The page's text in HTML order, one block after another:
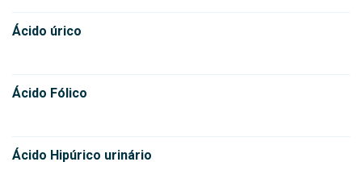
Ácido úrico
Ácido Fólico
Ácido Hipúrico urinário